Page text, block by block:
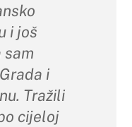
i još
sam
i
Tražili
cijeloj